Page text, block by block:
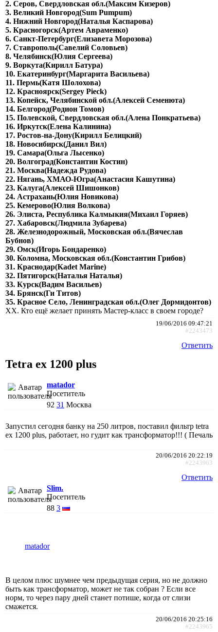
2. Серов, Свердловская обл.(Максим Кизеров)
3. Великий Новгород(Sum Pumpum)
4. Нижний Новгород(Наталья Каспарова)
5. Красногорск(Артем Авраменко)
6. Санкт-Петербург(Елизавета Морозова)
7. Ставрополь(Савелий Соловьев)
8. Челябинск(Юлия Сергеева)
9. Воркута(Кирилл Батура)
10. Екатеринбург(Маргарита Васильева)
11. Пермь(Катя Шолохова)
12. Красноярск(Sergey Pieck)
13. Копейск, Челябинской обл.(Алексей Семенюта)
14. Белгород(Родион Томов)
15. Полевской, Свердловская обл.(Алена Понкратьева)
16. Иркутск(Елена Калинина)
17. Ростов-на-Дону(Кирилл Белицкий)
18. Новосибирск(Данил Вил)
19. Самара(Ольга Лысенко)
20. Волгоград(Константин Костин)
21. Москва(Надежда Рудова)
22. Нягань, ХМАО-Югра(Анастасия Кашутина)
23. Калуга(Алексей Шишонков)
24. Астрахань(Юлия Новикова)
25. Кемерово(Юлия Волкова)
26. Элиста, Республика Калмыкия(Михаил Горяев)
27. Хабаровск(Людмила Зубарева)
28. Железнодорожный, Московская обл.(Вячеслав
Бубнов)
29. Омск(Игорь Бондаренко)
30. Коломна, Московская обл.(Константин Грибов)
31. Краснодар(Kadet Marine)
32. Пятигорск(Наталья Наталья)
33. Курск(Вадим Васильев)
34. Брянск(Ги Титов)
35. Красное Село, Ленинградская обл.(Олег Дормидонтов)
ХХ. Кто ещё желает принять Мастер-класс в своем городе?
19/06/2016 09:47:21
#2243473
Ответить
Tetra ex 1200 plus
matador
Посетитель
92 31 Москва
Запустил сегодня банку на 250 литров, поставил фильтр tetra
ex 1200 plus, работает, но гудит как трансформатор!!! ( Печаль
20/06/2016 20:22:19
#2243963
Ответить
Slim.
Посетитель
88 3
matador
В целом плюс шумнее чем предыдущая серия, но не должно
быть как трансформатор, может не так собран ? Если все
норм, то через пару дней станет потише, когда от слизи
смажется.
20/06/2016 20:25:16
#2243965